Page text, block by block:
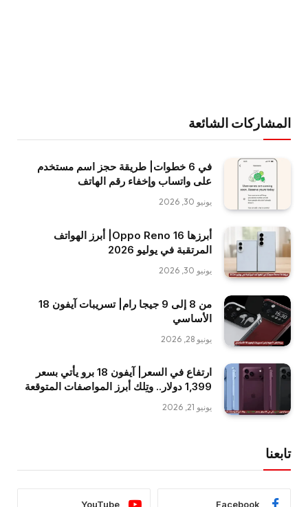
المشاركات الشائعة
في 6 خطوات| طريقة حجز اسم مستخدم
على واتساب وإخفاء رقم الهاتف
يونيو 30, 2026
أبرزها Oppo Reno 16| أبرز الهواتف
المرتقبة في يوليو 2026
يونيو 30, 2026
من 8 إلى 9 جيجا رام| تسريبات آيفون 18
الأساسي
يونيو 28, 2026
ارتفاع في السعر| آيفون 18 برو يأتي بسعر
1,399 دولار.. وتِلك أبرز المواصفات المتوقعة
يونيو 21, 2026
تابعنا
Facebook
YouTube